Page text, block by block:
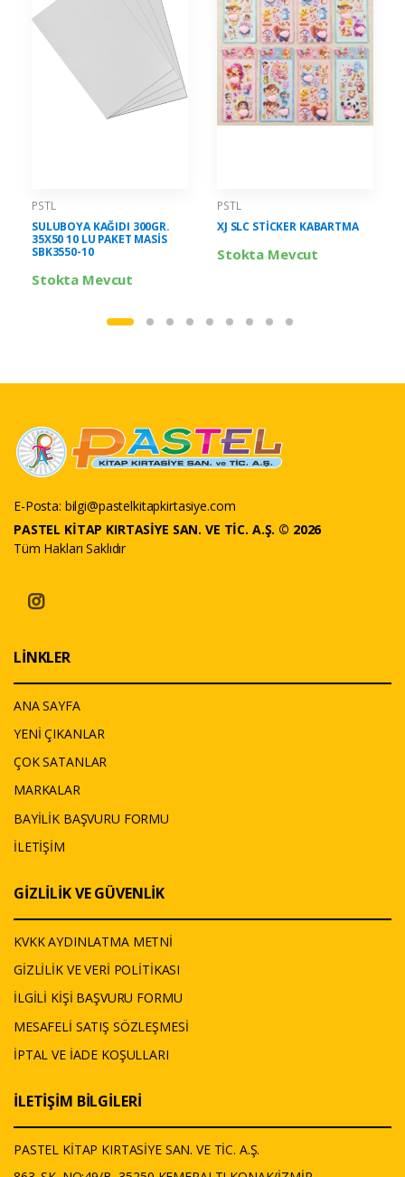
PSTL
SULUBOYA KAĞIDI 300GR.
35X50 10 LU PAKET MASİS
SBK3550-10
Stokta Mevcut
PSTL
XJ SLC STİCKER KABARTMA
Stokta Mevcut
E-Posta: bilgi@pastelkitapkirtasiye.com
PASTEL KİTAP KIRTASİYE SAN. VE TİC. A.Ş. © 2026
Tüm Hakları Saklıdır
LİNKLER
ANA SAYFA
YENİ ÇIKANLAR
ÇOK SATANLAR
MARKALAR
BAYİLİK BAŞVURU FORMU
İLETİŞİM
GİZLİLİK VE GÜVENLİK
KVKK AYDINLATMA METNİ
GİZLİLİK VE VERİ POLİTİKASI
İLGİLİ KİŞİ BAŞVURU FORMU
MESAFELİ SATIŞ SÖZLEŞMESİ
İPTAL VE İADE KOŞULLARI
İLETİŞİM BİLGİLERİ
PASTEL KİTAP KIRTASİYE SAN. VE TİC. A.Ş.